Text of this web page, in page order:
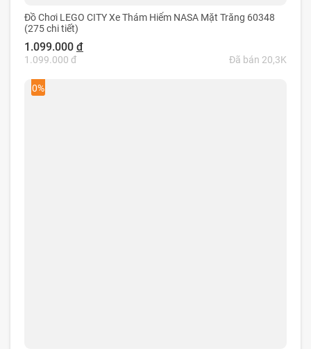
Đồ Chơi LEGO CITY Xe Thám Hiểm NASA Mặt Trăng 60348
(275 chi tiết)
1.099.000 đ
1.099.000 đ Đã bán 20,3K
0%